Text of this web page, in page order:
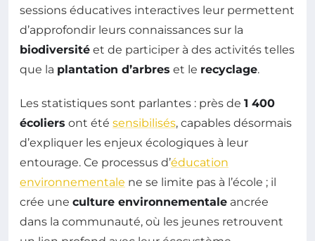
sessions éducatives interactives leur permettent
d’approfondir leurs connaissances sur la
biodiversité et de participer à des activités telles
que la plantation d’arbres et le recyclage.
Les statistiques sont parlantes : près de 1 400
écoliers ont été sensibilisés, capables désormais
d’expliquer les enjeux écologiques à leur
entourage. Ce processus d’éducation
environnementale ne se limite pas à l’école ; il
crée une culture environnementale ancrée
dans la communauté, où les jeunes retrouvent